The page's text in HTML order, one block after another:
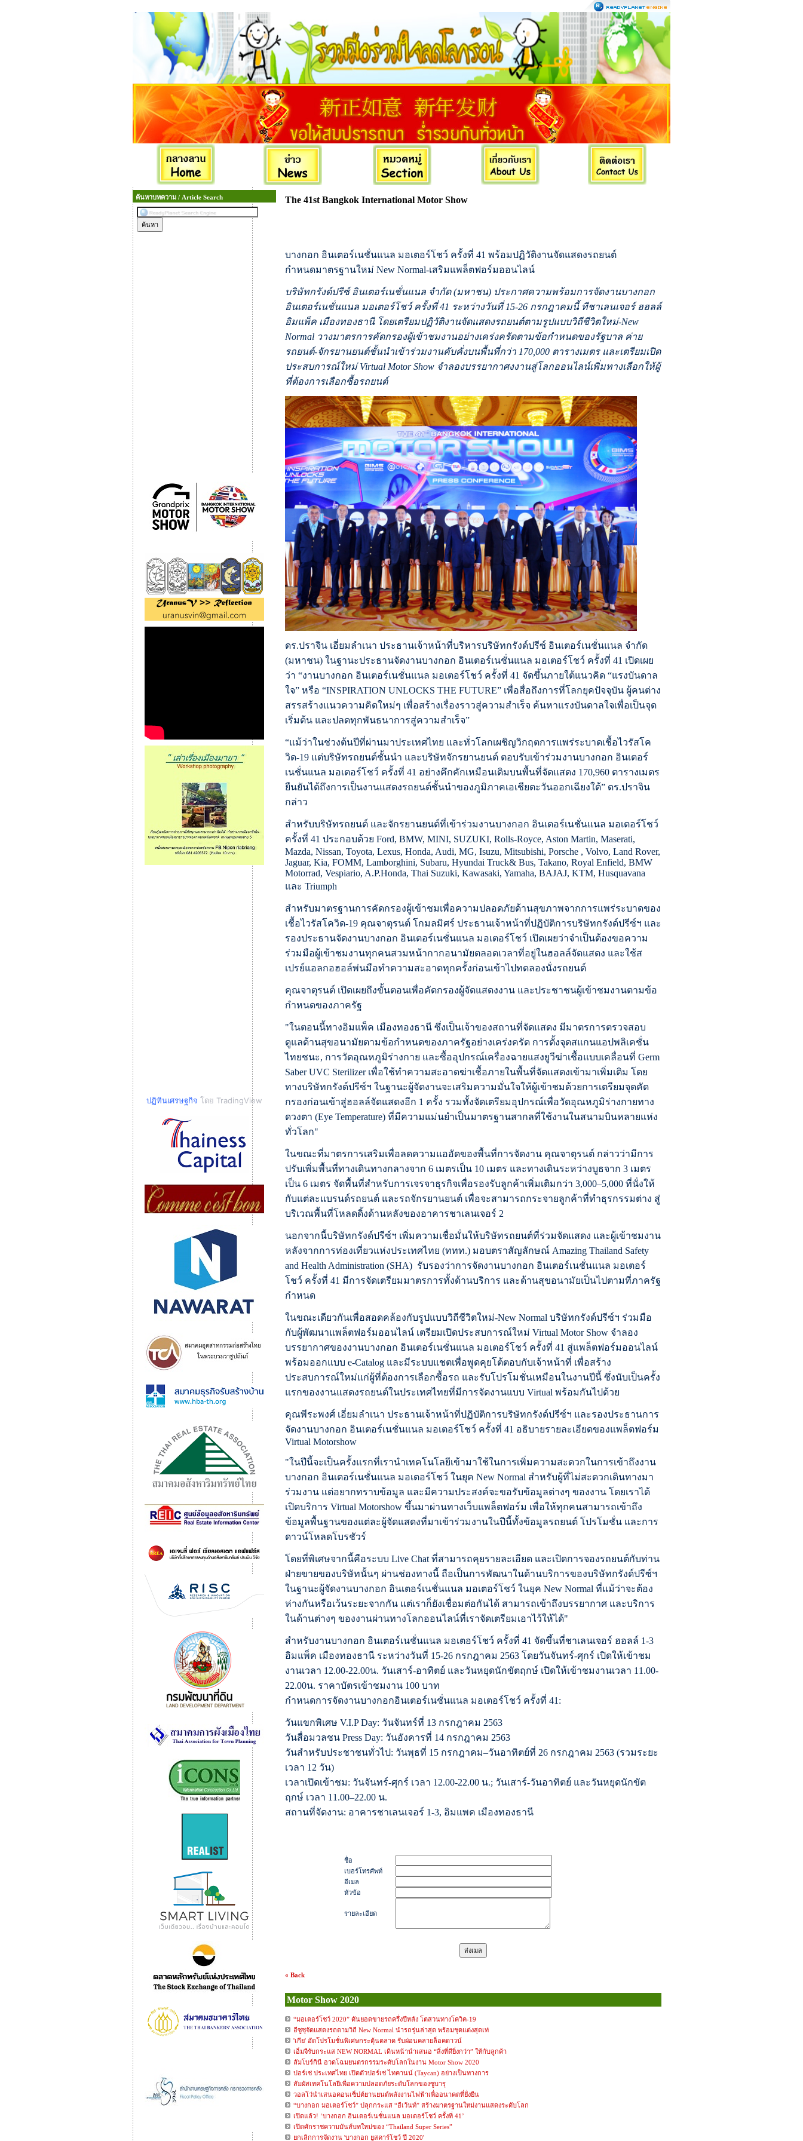
ค้นหาบทความ / Article Search
ปฏิทินเศรษฐกิจ โดย TradingView
The 41st Bangkok International Motor Show
บางกอก อินเตอร์เนชั่นแนล มอเตอร์โชว์ ครั้งที่ 41 พร้อมปฏิวัติงานจัดแสดงรถยนต์
กำหนดมาตรฐานใหม่ New Normal-เสริมแพล็ตฟอร์มออนไลน์
บริษัทกรังด์ปรีซ์ อินเตอร์เนชั่นแนล จำกัด (มหาชน) ประกาศความพร้อมการจัดงานบางกอก
อินเตอร์เนชั่นแนล มอเตอร์โชว์ ครั้งที่ 41 ระหว่างวันที่ 15-26 กรกฎาคมนี้ ทีชาเลนเจอร์ ฮฮลล์
อิมแพ็ค เมืองทองธานี โดยเตรียมปฏิวัติงานจัดแสดงรถยนต์ตามรูปแบบวิถีชีวิตใหม่-New
Normal วางมาตรการคัดกรองผู้เข้าชมงานอย่างเคร่งครัดตามข้อกำหนดของรัฐบาล ค่าย
รถยนต์-จักรยานยนต์ชั้นนำเข้าร่วมงานคับคั่งบนพื้นที่กว่า 170,000 ตารางเมตร และเตรียมเปิด
ประสบการณ์ใหม่ Virtual Motor Show จำลองบรรยากาศงงานสู่โลกออนไลน์เพิ่มทางเลือกให้ผู้
ที่ต้องการเลือกซื้อรถยนต์
ดร.ปราจิน เอี่ยมลำเนา ประธานเจ้าหน้าที่บริหารบริษัทกรังด์ปรีซ์ อินเตอร์เนชั่นแนล จำกัด
(มหาชน) ในฐานะประธานจัดงานบางกอก อินเตอร์เนชั่นแนล มอเตอร์โชว์ ครั้งที่ 41 เปิดเผย
ว่า “งานบางกอก อินเตอร์เนชั่นแนล มอเตอร์โชว์ ครั้งที่ 41 จัดขึ้นภายใต้แนวคิด “แรงบันดาล
ใจ” หรือ “INSPIRATION UNLOCKS THE FUTURE” เพื่อสื่อถึงการที่โลกยุคปัจจุบัน ผู้คนต่าง
สรรสร้างแนวความคิดใหม่ๆ เพื่อสร้างเรื่องราวสู่ความสำเร็จ ค้นหาแรงบันดาลใจเพื่อเป็นจุด
เริ่มต้น และปลดทุกพันธนาการสู่ความสำเร็จ”
“แม้ว่าในช่วงต้นปีที่ผ่านมาประเทศไทย และทั่วโลกเผชิญวิกฤตการแพร่ระบาดเชื้อไวรัสโค
วิด-19 แต่บริษัทรถยนต์ชั้นนำ และบริษัทจักรยานยนต์ ตอบรับเข้าร่วมงานบางกอก อินเตอร์
เนชั่นแนล มอเตอร์โชว์ ครั้งที่ 41 อย่างคึกคักเหมือนเดิมบนพื้นที่จัดแสดง 170,960 ตารางเมตร
ยืนยันได้ถึงการเป็นงานแสดงรถยนต์ชั้นนำของภูมิภาคเอเชียตะวันออกเฉียงใต้” ดร.ปราจิน
กล่าว
สำหรับบริษัทรถยนต์ และจักรยานยนต์ที่เข้าร่วมงานบางกอก อินเตอร์เนชั่นแนล มอเตอร์โชว์
ครั้งที่ 41 ประกอบด้วย Ford, BMW, MINI, SUZUKI, Rolls-Royce, Aston Martin, Maserati,
Mazda, Nissan, Toyota, Lexus, Honda, Audi, MG, Isuzu, Mitsubishi, Porsche , Volvo, Land Rover,
Jaguar, Kia, FOMM, Lamborghini, Subaru, Hyundai Truck& Bus, Takano, Royal Enfield, BMW
Motorrad, Vespiario, A.P.Honda, Thai Suzuki, Kawasaki, Yamaha, BAJAJ, KTM, Husquavana
และ Triumph
สำหรับมาตรฐานการคัดกรองผู้เข้าชมเพื่อความปลอดภัยด้านสุขภาพจากการแพร่ระบาดของ
เชื้อไวรัสโควิด-19 คุณจาตุรนต์ โกมลมิศร์ ประธานเจ้าหน้าที่ปฏิบัติการบริษัทกรังด์ปรีซ์ฯ และ
รองประธานจัดงานบางกอก อินเตอร์เนชั่นแนล มอเตอร์โชว์ เปิดเผยว่าจำเป็นต้องขอความ
ร่วมมือผู้เข้าชมงานทุกคนสวมหน้ากากอนามัยตลอดเวลาที่อยู่ในฮอลล์จัดแสดง และใช้ส
เปรย์แอลกอฮอล์พ่นมือทำความสะอาดทุกครั้งก่อนเข้าไปทดลองนั่งรถยนต์
คุณจาตุรนต์ เปิดเผยถึงขั้นตอนเพื่อคัดกรองผู้จัดแสดงงาน และประชาชนผู้เข้าชมงานตามข้อ
กำหนดของภาครัฐ
"ในตอนนี้ทางอิมแพ็ค เมืองทองธานี ซึ่งเป็นเจ้าของสถานที่จัดแสดง มีมาตรการตรวจสอบ
ดูแลด้านสุขอนามัยตามข้อกำหนดของภาครัฐอย่างเคร่งครัด การตั้งจุดสแกนแอปพลิเคชั่น
ไทยชนะ, การวัดอุณหภูมิร่างกาย และซื้ออุปกรณ์เครื่องฉายแสงยูวีฆ่าเชื้อแบบเคลื่อนที่ Germ
Saber UVC Sterilizer เพื่อใช้ทำความสะอาดฆ่าเชื้อภายในพื้นที่จัดแสดงเข้ามาเพิ่มเติม โดย
ทางบริษัทกรังด์ปรีซ์ฯ ในฐานะผู้จัดงานจะเสริมความมั่นใจให้ผู้เข้าชมด้วยการเตรียมจุดคัด
กรองก่อนเข้าสู่ฮอลล์จัดแสดงอีก 1 ครั้ง รวมทั้งจัดเตรียมอุปกรณ์เพื่อวัดอุณหภูมิร่างกายทาง
ดวงตา (Eye Temperature) ที่มีความแม่นยำเป็นมาตรฐานสากลที่ใช้งานในสนามบินหลายแห่ง
ทั่วโลก"
ในขณะที่มาตรการเสริมเพื่อลดความแออัดของพื้นที่การจัดงาน คุณจาตุรนต์ กล่าวว่ามีการ
ปรับเพิ่มพื้นที่ทางเดินทางกลางจาก 6 เมตรเป็น 10 เมตร และทางเดินระหว่างบูธจาก 3 เมตร
เป็น 6 เมตร จัดพื้นที่สำหรับการเจรจาธุรกิจเพื่อรองรับลูกค้าเพิ่มเติมกว่า 3,000–5,000 ที่นั่งให้
กับแต่ละแบรนด์รถยนต์ และรถจักรยานยนต์ เพื่อจะสามารถกระจายลูกค้าที่ทำธุรกรรมต่าง สู่
บริเวณพื้นที่โหลดดิ้งด้านหลังของอาคารชาเลนเจอร์ 2
นอกจากนี้บริษัทกรังด์ปรีซ์ฯ เพิ่มความเชื่อมั่นให้บริษัทรถยนต์ที่ร่วมจัดแสดง และผู้เข้าชมงาน
หลังจากการท่องเที่ยวแห่งประเทศไทย (ททท.) มอบตราสัญลักษณ์ Amazing Thailand Safety
and Health Administration (SHA) รับรองว่าการจัดงานบางกอก อินเตอร์เนชั่นแนล มอเตอร์
โชว์ ครั้งที่ 41 มีการจัดเตรียมมาตรการทั้งด้านบริการ และด้านสุขอนามัยเป็นไปตามที่ภาครัฐ
กำหนด
ในขณะเดียวกันเพื่อสอดคล้องกับรูปแบบวิถีชีวิตใหม่-New Normal บริษัทกรังด์ปรีซ์ฯ ร่วมมือ
กับผู้พัฒนาแพล็ตฟอร์มออนไลน์ เตรียมเปิดประสบการณ์ใหม่ Virtual Motor Show จำลอง
บรรยากาศของงานบางกอก อินเตอร์เนชั่นแนล มอเตอร์โชว์ ครั้งที่ 41 สู่แพล็ตฟอร์มออนไลน์
พร้อมออกแบบ e-Catalog และมีระบบแชตเพื่อพูดคุยโต้ตอบกับเจ้าหน้าที่ เพื่อสร้าง
ประสบการณ์ใหม่แก่ผู้ที่ต้องการเลือกซื้อรถ และรับโปรโมชั่นเหมือนในงานปีนี้ ซึ่งนับเป็นครั้ง
แรกของงานแสดงรถยนต์ในประเทศไทยที่มีการจัดงานแบบ Virtual พร้อมกันไปด้วย
คุณพีระพงศ์ เอี่ยมลำเนา ประธานเจ้าหน้าที่ปฏิบัติการบริษัทกรังด์ปรีซ์ฯ และรองประธานการ
จัดงานบางกอก อินเตอร์เนชั่นแนล มอเตอร์โชว์ ครั้งที่ 41 อธิบายรายละเอียดของแพล็ตฟอร์ม
Virtual Motorshow
"ในปีนี้จะเป็นครั้งแรกที่เรานำเทคโนโลยีเข้ามาใช้ในการเพิ่มความสะดวกในการเข้าถึงงาน
บางกอก อินเตอร์เนชั่นแนล มอเตอร์โชว์ ในยุค New Normal สำหรับผู้ที่ไม่สะดวกเดินทางมา
ร่วมงาน แต่อยากทราบข้อมูล และมีความประสงค์จะขอรับข้อมูลต่างๆ ของงาน โดยเราได้
เปิดบริการ Virtual Motorshow ขึ้นมาผ่านทางเว็บแพล็ตฟอร์ม เพื่อให้ทุกคนสามารถเข้าถึง
ข้อมูลพื้นฐานของแต่ละผู้จัดแสดงที่มาเข้าร่วมงานในปีนี้ทั้งข้อมูลรถยนต์ โปรโมชั่น และการ
ดาวน์โหลดโบรชัวร์
โดยที่พิเศษจากนี้คือระบบ Live Chat ที่สามารถคุยรายละเอียด และเปิดการจองรถยนต์กับท่าน
ฝ่ายขายของบริษัทนั้นๆ ผ่านช่องทางนี้ ถือเป็นการพัฒนาในด้านบริการของบริษัทกรังด์ปรีซ์ฯ
ในฐานะผู้จัดงานบางกอก อินเตอร์เนชั่นแนล มอเตอร์โชว์ ในยุค New Normal ที่แม้ว่าจะต้อง
ห่างกันหรือเว้นระยะจากกัน แต่เราก็ยังเชื่อมต่อกันได้ สามารถเข้าถึงบรรยากาศ และบริการ
ในด้านต่างๆ ของงานผ่านทางโลกออนไลน์ที่เราจัดเตรียมเอาไว้ให้ได้"
สำหรับงานบางกอก อินเตอร์เนชั่นแนล มอเตอร์โชว์ ครั้งที่ 41 จัดขึ้นที่ชาเลนเจอร์ ฮอลล์ 1-3
อิมแพ็ค เมืองทองธานี ระหว่างวันที่ 15-26 กรกฎาคม 2563 โดยวันจันทร์-ศุกร์ เปิดให้เข้าชม
งานเวลา 12.00-22.00น. วันเสาร์-อาทิตย์ และวันหยุดนักขัตฤกษ์ เปิดให้เข้าชมงานเวลา 11.00-
22.00น. ราคาบัตรเข้าชมงาน 100 บาท
กำหนดการจัดงานบางกอกอินเตอร์เนชั่นแนล มอเตอร์โชว์ ครั้งที่ 41:
วันแขกพิเศษ V.I.P Day: วันจันทร์ที่ 13 กรกฎาคม 2563
วันสื่อมวลชน Press Day: วันอังคารที่ 14 กรกฎาคม 2563
วันสำหรับประชาชนทั่วไป: วันพุธที่ 15 กรกฎาคม–วันอาทิตย์ที่ 26 กรกฎาคม 2563 (รวมระยะ
เวลา 12 วัน)
เวลาเปิดเข้าชม: วันจันทร์-ศุกร์ เวลา 12.00-22.00 น.; วันเสาร์-วันอาทิตย์ และวันหยุดนักขัต
ฤกษ์ เวลา 11.00–22.00 น.
สถานที่จัดงาน: อาคารชาเลนเจอร์ 1-3, อิมแพค เมืองทองธานี
ชื่อ
เบอร์โทรศัพท์
อีเมล
หัวข้อ
รายละเอียด
« Back
Motor Show 2020
“มอเตอร์โชว์ 2020” ดันยอดขายรถครึ่งปีหลัง โตสวนทางโควิค-19
อีซูซุจัดแสดงรถตามวิถี New Normal นำรถรุ่นล่าสุด พร้อมชุดแต่งสุดเท่
'เกีย' อัดโปรโมชั่นพิเศษกระตุ้นตลาด รับผ่อนคลายล็อคดาวน์
เอ็มจีรับกระแส NEW NORMAL เดินหน้านำเสนอ “สิ่งที่ดียิ่งกว่า” ให้กับลูกค้า
ลัมโบร์กินี อวดโฉมยนตรกรรมระดับโลกในงาน Motor Show 2020
ปอร์เช่ ประเทศไทย เปิดตัวปอร์เช่ ไทคานน์ (Taycan) อย่างเป็นทางการ
สัมผัสเทคโนโลยีเพื่อความปลอดภัยระดับโลกของซูบารุ
วอลโว่นำเสนอคอนเซ็ปต์ยานยนต์พลังงานไฟฟ้าเพื่ออนาคตที่ยั่งยืน
“บางกอก มอเตอร์โชว์” ปลุกกระแส “อีเว้นท์” สร้างมาตรฐานใหม่งานแสดงระดับโลก
เปิดแล้ว! ‘บางกอก อินเตอร์เนชั่นแนล มอเตอร์โชว์ ครั้งที่ 41’
เปิดศักราชความมันส์บทใหม่ของ “Thailand Super Series”
ยกเลิกการจัดงาน 'บางกอก ยูสคาร์โชว์ ปี 2020'